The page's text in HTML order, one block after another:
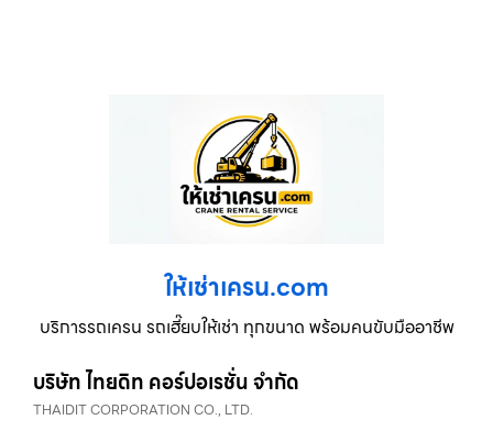
ให้เช่าเครน.com
บริการรถเครน รถเฮี๊ยบให้เช่า ทุกขนาด พร้อมคนขับมืออาชีพ
บริษัท ไทยดิท คอร์ปอเรชั่น จำกัด
THAIDIT CORPORATION CO., LTD.